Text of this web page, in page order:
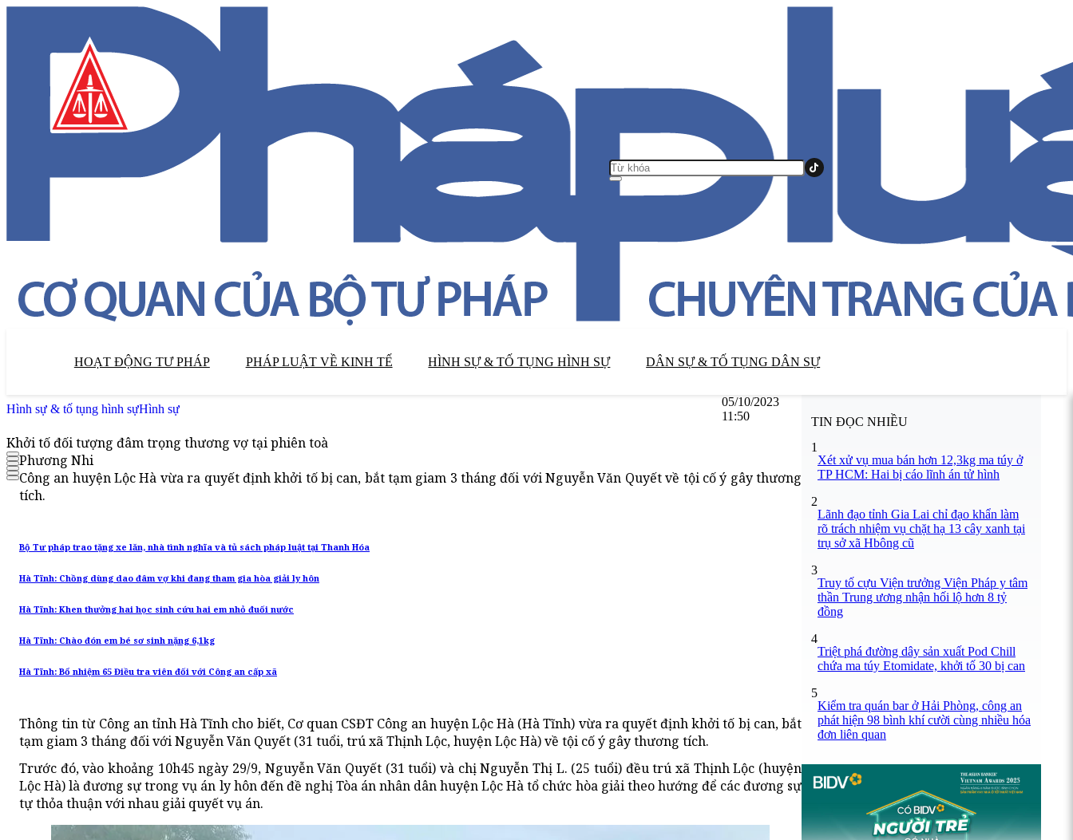
HOẠT ĐỘNG TƯ PHÁP PHÁP LUẬT VỀ KINH TẾ HÌNH SỰ & TỐ TỤNG HÌNH SỰ DÂN SỰ & TỐ TỤNG DÂN SỰ
Hình sự & tố tụng hình sựHình sự
05/10/2023
11:50
Khởi tố đối tượng đâm trọng thương vợ tại phiên toà
Phương Nhi
Công an huyện Lộc Hà vừa ra quyết định khởi tố bị can, bắt tạm giam 3 tháng đối với Nguyễn Văn Quyết về tội cố ý gây thương
tích.
Bộ Tư pháp trao tặng xe lăn, nhà tình nghĩa và tủ sách pháp luật tại Thanh Hóa
Hà Tĩnh: Chồng dùng dao đâm vợ khi đang tham gia hòa giải ly hôn
Hà Tĩnh: Khen thưởng hai học sinh cứu hai em nhỏ đuối nước
Hà Tĩnh: Chào đón em bé sơ sinh nặng 6,1kg
Hà Tĩnh: Bổ nhiệm 65 Điều tra viên đối với Công an cấp xã
Thông tin từ Công an tỉnh Hà Tĩnh cho biết, Cơ quan CSĐT Công an huyện Lộc Hà (Hà Tĩnh) vừa ra quyết định khởi tố bị can, bắt
tạm giam 3 tháng đối với Nguyễn Văn Quyết (31 tuổi, trú xã Thịnh Lộc, huyện Lộc Hà) về tội cố ý gây thương tích.
Trước đó, vào khoảng 10h45 ngày 29/9, Nguyễn Văn Quyết (31 tuổi) và chị Nguyễn Thị L. (25 tuổi) đều trú xã Thịnh Lộc (huyện
Lộc Hà) là đương sự trong vụ án ly hôn đến đề nghị Tòa án nhân dân huyện Lộc Hà tổ chức hòa giải theo hướng để các đương sự
tự thỏa thuận với nhau giải quyết vụ án.
TIN ĐỌC NHIỀU
1
Xét xử vụ mua bán hơn 12,3kg ma túy ở
TP HCM: Hai bị cáo lĩnh án tử hình
2
Lãnh đạo tỉnh Gia Lai chỉ đạo khẩn làm
rõ trách nhiệm vụ chặt hạ 13 cây xanh tại
trụ sở xã Hbông cũ
3
Truy tố cựu Viện trưởng Viện Pháp y tâm
thần Trung ương nhận hối lộ hơn 8 tỷ
đồng
4
Triệt phá đường dây sản xuất Pod Chill
chứa ma túy Etomidate, khởi tố 30 bị can
5
Kiểm tra quán bar ở Hải Phòng, công an
phát hiện 98 bình khí cười cùng nhiều hóa
đơn liên quan